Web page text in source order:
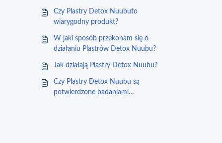
Czy Plastry Detox Nuubuto
wiarygodny produkt?
W jaki sposób przekonam się o
działaniu Plastrów Detox Nuubu?
Jak działają Plastry Detox Nuubu?
Czy Plastry Detox Nuubu są
potwierdzone badaniami